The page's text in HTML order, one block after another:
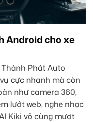
Android cho xe
Phát Auto
cực nhanh mà còn
như camera 360,
lướt web, nghe nhạc
Kiki vô cùng mượt